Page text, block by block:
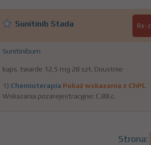
Sunitinib Stada Rx-z
Sunitinibum
kaps. twarde 12,5 mg 28 szt. Doustnie
1) Chemioterapia Pokaż wskazania z ChPL
Wskazania pozarejestracyjne: C.88.c.
Strona: